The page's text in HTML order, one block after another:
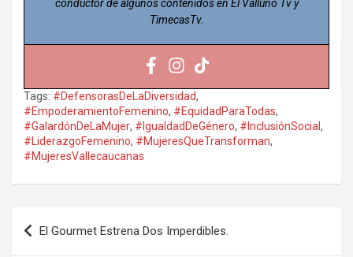
conductor de algunos contenidos en El Valluno Tv y
TimecasTv.
Tags: #DefensorasDeLaDiversidad,
#EmpoderamientoFemenino, #EquidadParaTodas,
#GalardónDeLaMujer, #IgualdadDeGénero, #InclusiónSocial,
#LiderazgoFemenino, #MujeresQueTransforman,
#MujeresVallecaucanas
Navegación
de
El Gourmet Estrena Dos Imperdibles.